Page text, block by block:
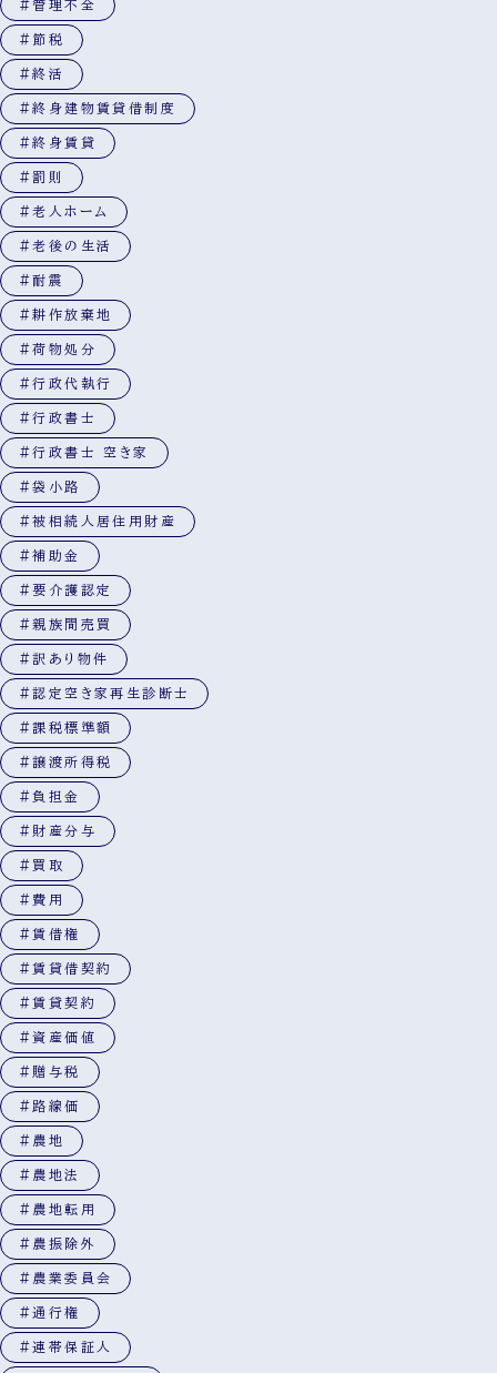
#管理不全
#節税
#終活
#終身建物賃貸借制度
#終身賃貸
#罰則
#老人ホーム
#老後の生活
#耐震
#耕作放棄地
#荷物処分
#行政代執行
#行政書士
#行政書士 空き家
#袋小路
#被相続人居住用財産
#補助金
#要介護認定
#親族間売買
#訳あり物件
#認定空き家再生診断士
#課税標準額
#譲渡所得税
#負担金
#財産分与
#買取
#費用
#賃借権
#賃貸借契約
#賃貸契約
#資産価値
#贈与税
#路線価
#農地
#農地法
#農地転用
#農振除外
#農業委員会
#通行権
#連帯保証人